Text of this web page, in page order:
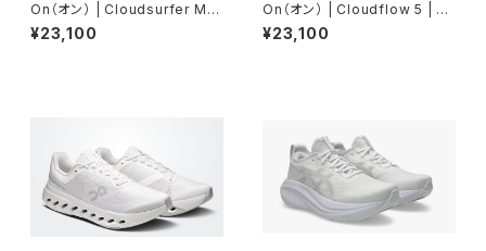
On（オン） | Cloudsurfer Ma
x | Iceberg / Ivory | Wome
n
¥23,100
On（オン） | Cloudflow 5 | Bl
ack/Black | Men
¥23,100